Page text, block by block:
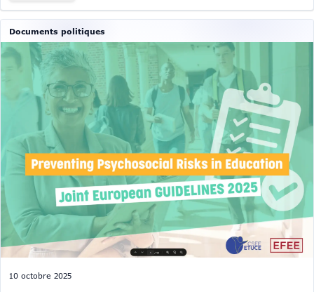
Documents politiques
10 octobre 2025